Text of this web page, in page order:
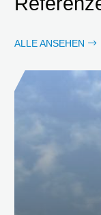
ALLE ANSEHEN